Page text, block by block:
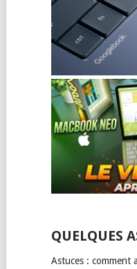
QUELQUES
Astuces : comment